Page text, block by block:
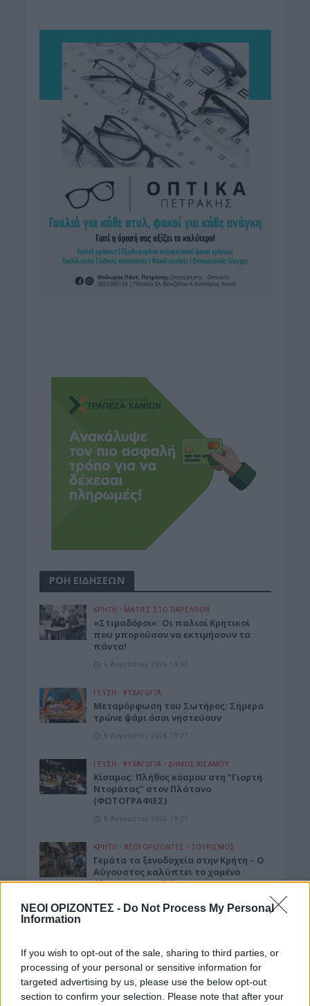
ΝΕΟΙ ΟΡΙΖΟΝΤΕΣ - Do Not Process My Personal
Information
If you wish to opt-out of the sale, sharing to third parties, or
processing of your personal or sensitive information for
targeted advertising by us, please use the below opt-out
section to confirm your selection. Please note that after your
ΡΟΗ ΕΙΔΗΣΕΩΝ
ΚΡΗΤΗ • ΜΑΤΙΕΣ ΣΤΟ ΠΑΡΕΛΘΟΝ
«Στιμαδόροι»: Οι παλιοί Κρητικοί
που μπορούσαν να εκτιμήσουν τα
πάντα!
6 Αυγούστου 2026 19:30
ΓΕΎΣΗ - ΨΥΧΑΓΩΓΊΑ
Μεταμόρφωση του Σωτήρος: Σήμερα
τρώνε ψάρι όσοι νηστεύουν
6 Αυγούστου 2026 19:27
ΓΕΎΣΗ - ΨΥΧΑΓΩΓΊΑ • ΔΉΜΟΣ ΚΙΣΆΜΟΥ
Κίσαμος: Πλήθος κόσμου στη “Γιορτή
Ντομάτας” στον Πλάτανο
(ΦΩΤΟΓΡΑΦΙΕΣ)
6 Αυγούστου 2026 19:21
ΚΡΗΤΗ • ΝΕΟΙ ΟΡΙΖΟΝΤΕΣ • ΤΟΥΡΙΣΜΟΣ
Γεμάτα τα ξενοδοχεία στην Κρήτη – Ο
Αύγουστος καλύπτει το χαμένο
έδαφος του Ιουλίου
Αντώνη Μαρτσάκη, σήμερα Πέμπτη
στην Κουκουναρά
6 Αυγούστου 2026 18:43